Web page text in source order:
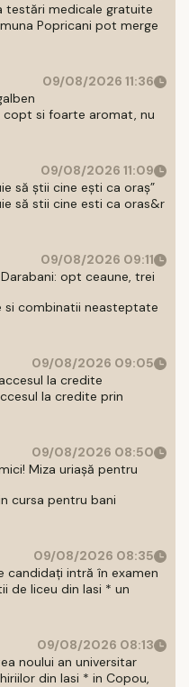
testări medicale gratuite
Popricani pot merge
09/08/2026 11:36
copt si foarte aromat, nu
09/08/2026 11:09
să știi cine ești ca oraș”
să stii cine esti ca oras&r
09/08/2026 09:11
opt ceaune, trei
combinatii neasteptate
09/08/2026 09:05
la credite
la credite prin
09/08/2026 08:50
Miza uriașă pentru
cursa pentru bani
09/08/2026 08:35
candidați intră în examen
de liceu din Iasi * un
09/08/2026 08:13
noului an universitar
din Iasi * in Copou,